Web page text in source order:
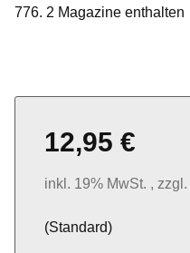
776. 2 Magazine enthalten
12,95 €
inkl. 19% MwSt. , zzgl.
(Standard)